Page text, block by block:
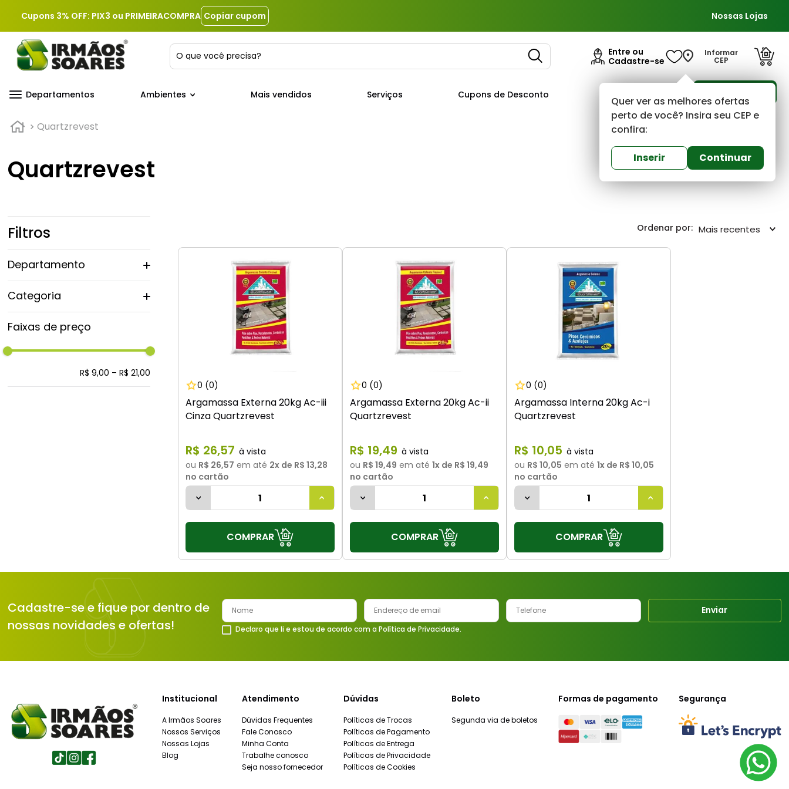
Cupons 3% OFF: PIX3 ou PRIMEIRACOMPRA Copiar cupom Nossas Lojas
O que você precisa?
Entre ou
Cadastre-se
Informar
CEP
Quer ver as melhores ofertas
perto de você? Insira seu CEP e
confira:
Inserir Continuar
Departamentos Ambientes Mais vendidos Serviços Cupons de Desconto
Quartzrevest
Quartzrevest
Filtros
Departamento
Categoria
Faixas de preço
R$ 9,00 – R$ 21,00
Mais recentes
0 (0)
Argamassa Externa 20kg Ac-iii
Cinza Quartzrevest
R$ 26,57
ou R$ 26,57 em até 2x de R$ 13,28
no cartão
COMPRAR
0 (0)
Argamassa Externa 20kg Ac-ii
Quartzrevest
R$ 19,49
ou R$ 19,49 em até 1x de R$ 19,49
no cartão
COMPRAR
0 (0)
Argamassa Interna 20kg Ac-i
Quartzrevest
R$ 10,05
ou R$ 10,05 em até 1x de R$ 10,05
no cartão
COMPRAR
Cadastre-se e fique por dentro de
nossas novidades e ofertas!
Enviar
Declaro que li e estou de acordo com a Política de Privacidade.
Institucional
A Irmãos Soares
Nossos Serviços
Nossas Lojas
Blog
Atendimento
Dúvidas Frequentes
Fale Conosco
Minha Conta
Trabalhe conosco
Seja nosso fornecedor
Dúvidas
Políticas de Trocas
Políticas de Pagamento
Políticas de Entrega
Políticas de Privacidade
Políticas de Cookies
Boleto
Segunda via de boletos
Formas de pagamento Segurança
8º
cimento
9º
vaso sanitário
10º janela